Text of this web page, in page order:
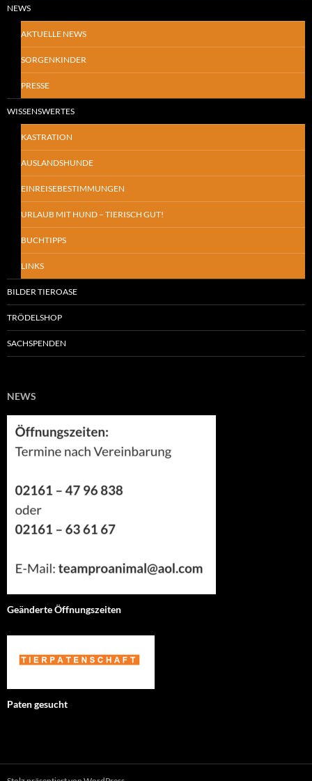
NEWS
AKTUELLE NEWS
SORGENKINDER
PRESSE
WISSENSWERTES
KASTRATION
AUSLANDSHUNDE
EINREISEBESTIMMUNGEN
URLAUB MIT HUND – TIERISCH GUT!
BUCHTIPPS
LINKS
BILDER TIEROASE
TRÖDELSHOP
SACHSPENDEN
NEWS
Geänderte Öffnungszeiten
Paten gesucht